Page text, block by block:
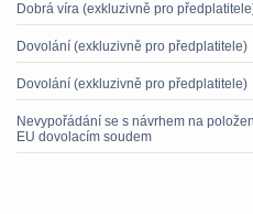
Dobrá víra (exkluzivně pro
Dovolání (exkluzivně pro předplatitele)
Dovolání (exkluzivně pro předplatitele)
Nevypořádání se s návrhem na
EU dovolacím soudem